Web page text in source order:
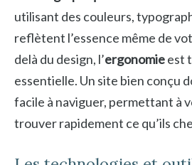
utilisant des couleurs,
reflètent l’essence même de
delà du design, l’ergonomieest
essentielle. Un site bien conçu
facile à naviguer, permettant à
trouver rapidement ce qu’ils